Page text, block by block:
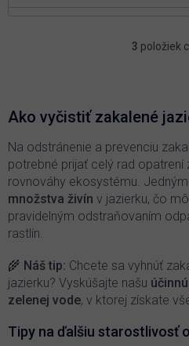
O
d
a
c
i
e
p
r
v
v
ý
p
i
s
u
3 položiek
Ako vyčistiť zakalené
Na odstránenie a prevenciu
potrebné prijať celý rad opatrení
rovnováhy ekosystému.
množstva živín v jazierku, čo
pravidelným odstraňovaním
rastlín.
🌾 Náš tip: Chcete sa vyhnúť
jazierku? Vyskúšajte našu účinnú
zelenej vode, v ktorej získate
Tipy na ďalšiu starostlivosť